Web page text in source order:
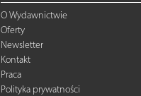
O Wydawnictwie
Oferty
Newsletter
Kontakt
Praca
Polityka prywatności